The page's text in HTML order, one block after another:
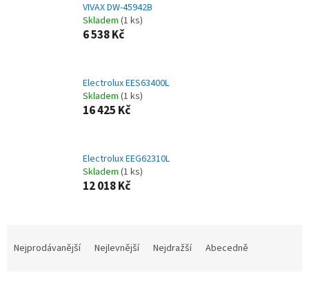
VIVAX DW-45942B
Skladem (1 ks)
6 538 Kč
Electrolux EES63400L
Skladem (1 ks)
16 425 Kč
Electrolux EEG62310L
Skladem (1 ks)
12 018 Kč
Nejprodávanější Nejlevnější Nejdražší Abecedně